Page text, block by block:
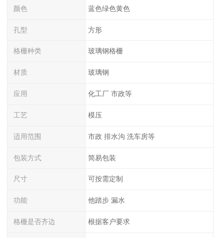
颜色 蓝色绿色黄色
孔型 方形
格栅种类 玻璃钢格栅
材质 玻璃钢
应用 化工厂 市政等
工艺 模压
适用范围 市政 排水沟 洗车房等
包装方式 简易包装
尺寸 可按需定制
功能 他踏步 漏水
格栅是否齐边 根据客户要求